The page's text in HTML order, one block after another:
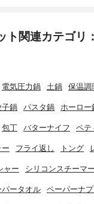
ト関連カテゴリ
電気圧力鍋 土鍋 保温調
子鍋 パスタ鍋 ホーロー
包丁 バターナイフ ペテ
ー フライ返し トング
ャー シリコンスチーマー
パータオル ペーパーナ